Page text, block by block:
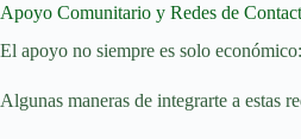
Apoyo Comunitario y Redes de
El apoyo no siempre es solo
Algunas maneras de integrarte a estas